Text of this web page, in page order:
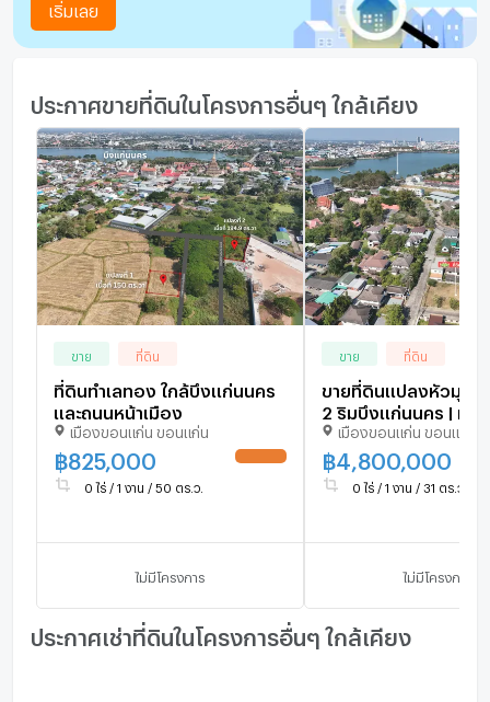
เริ่มเลย
ประกาศขายที่ดินในโครงการอื่นๆ ใกล้เคียง
ขาย ที่ดิน
ที่ดินทำเลทอง ใกล้บึงแก่นนคร
และถนนหน้าเมือง
เมืองขอนแก่น ขอนแก่น
฿825,000
0 ไร่ / 1 งาน / 50 ตร.ว.
ไม่มีโครงการ
ขาย ที่ดิน
ขายที่ดินแปลงหัวมุม
2 ริมบึงแก่นนคร | ทำ
สำหรับบ้านระดับพรีเมี
เมืองขอนแก่น ขอนแก่น
฿ 4,800,000
0 ไร่ / 1 งาน / 31 ตร.ว.
ไม่มีโครงการ
ประกาศเช่าที่ดินในโครงการอื่นๆ ใกล้เคียง